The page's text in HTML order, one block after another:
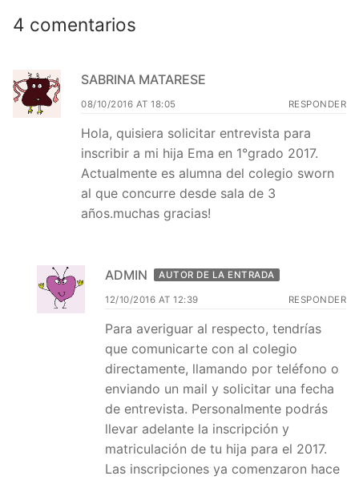
4 comentarios
SABRINA MATARESE
08/10/2016 AT 18:05 RESPONDER
Hola, quisiera solicitar entrevista para
inscribir a mi hija Ema en 1°grado 2017.
Actualmente es alumna del colegio sworn
al que concurre desde sala de 3
años.muchas gracias!
ADMIN AUTOR DE LA ENTRADA
12/10/2016 AT 12:39 RESPONDER
Para averiguar al respecto, tendrías
que comunicarte con al colegio
directamente, llamando por teléfono o
enviando un mail y solicitar una fecha
de entrevista. Personalmente podrás
llevar adelante la inscripción y
matriculación de tu hija para el 2017.
Las inscripciones ya comenzaron hace